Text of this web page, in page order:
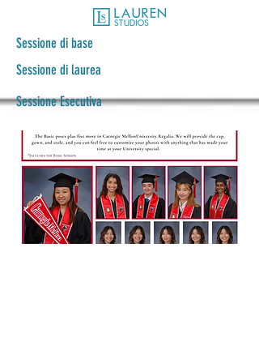
Sessione di base
Sessione di laurea
Sessione Esecutiva